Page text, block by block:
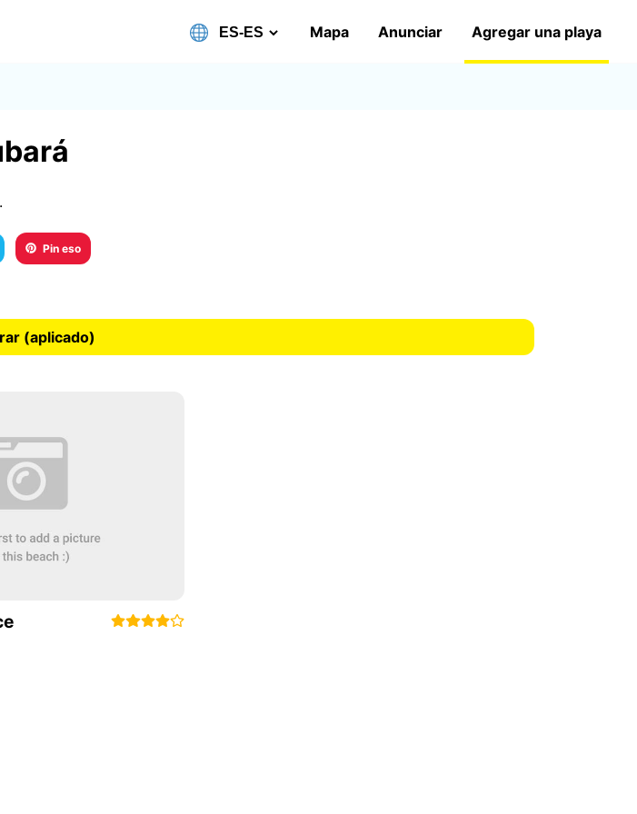
Mapa Anunciar Agregar una playa
Pin eso
(aplicado)